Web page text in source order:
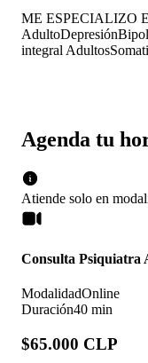
Agenda tu
Atiende solo en
Consulta Psiquiatra
ModalidadOnline
Duración40 min
$65.000 CLP
ME ESPECIALIZO
AdultoDepresión
integral Adultos